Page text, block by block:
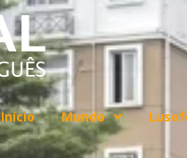
Início Mundo